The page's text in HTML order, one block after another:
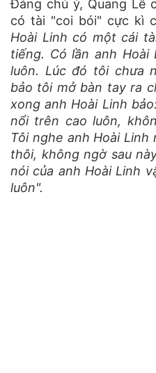
Đáng chú ý, Quang Lê
có tài "coi bói" cực kì
Hoài Linh có một cái
tiếng. Có lần anh
luôn. Lúc đó tôi chưa
bảo tôi mở bàn tay ra
xong anh Hoài Linh
nổi trên cao luôn,
Tôi nghe anh Hoài
thôi, không ngờ sau
nói của anh Hoài Linh
luôn".